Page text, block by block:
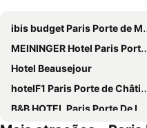
ibis budget Paris Porte de Montmartre
MEININGER Hotel Paris Porte De Vincennes
Hotel Beausejour
hotelF1 Paris Porte de Châtillon
B&B HOTEL Paris Porte De La Villette